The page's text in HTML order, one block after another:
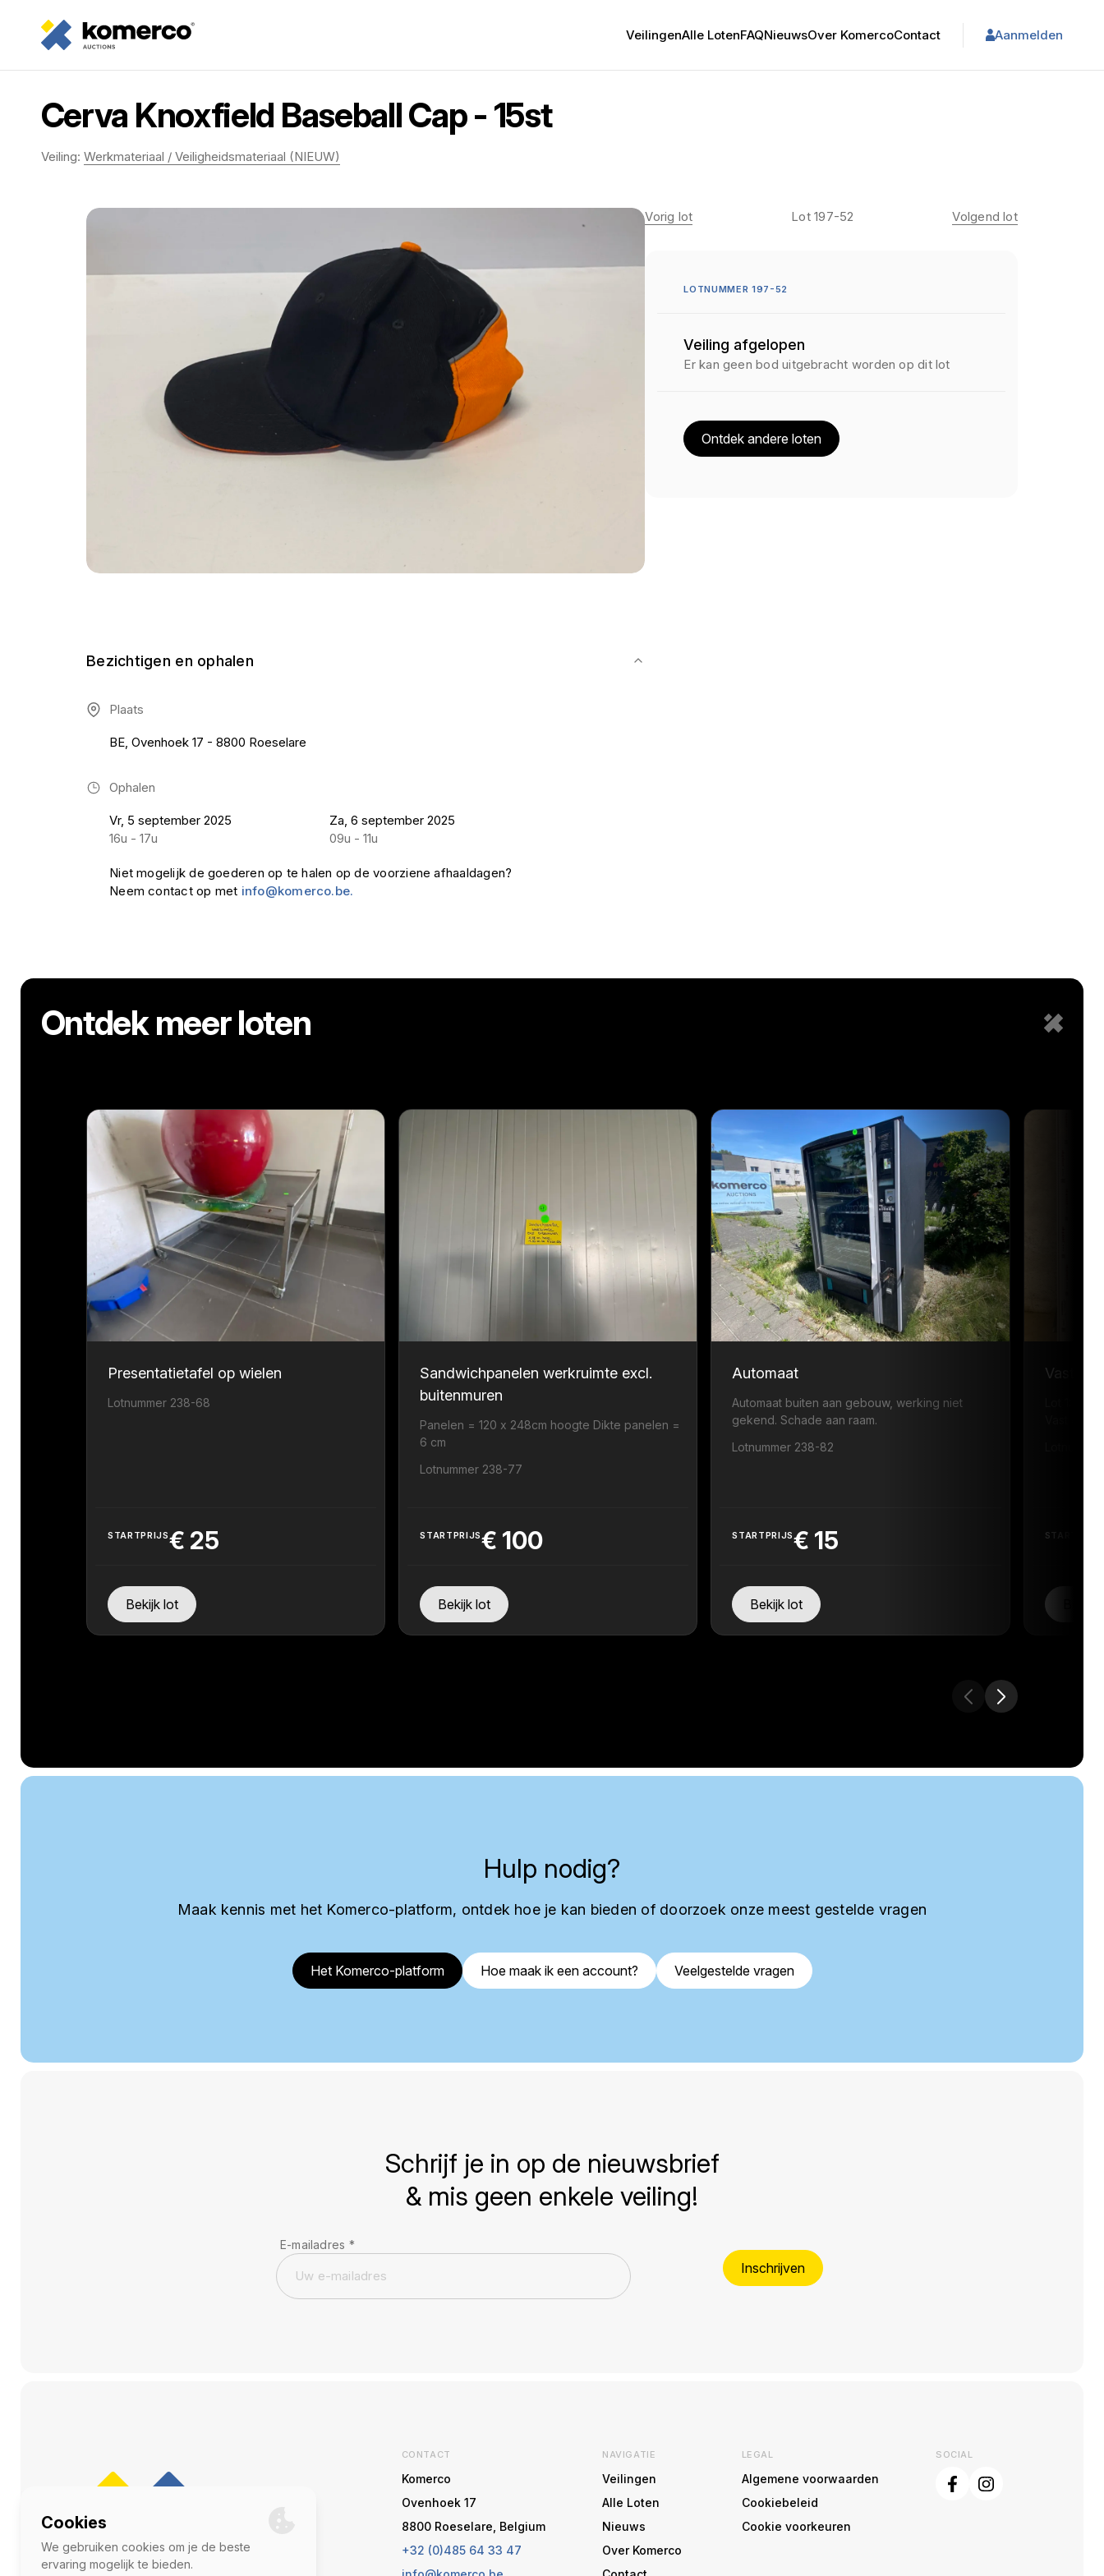
VeilingenAlle LotenFAQNieuwsOver KomercoContact Aanmelden
Cerva Knoxfield Baseball Cap - 15st
Veiling: Werkmateriaal / Veiligheidsmateriaal (NIEUW)
Bezichtigen en ophalen
Plaats
BE, Ovenhoek 17 - 8800 Roeselare
Ophalen
Vr, 5 september 2025
16u - 17u
Za, 6 september 2025
09u - 11u
Niet mogelijk de goederen op te halen op de voorziene afhaaldagen?
Neem contact op met info@komerco.be.
Vorig lot Lot 197-52 Volgend lot
LOTNUMMER 197-52
Veiling afgelopen
Er kan geen bod uitgebracht worden op dit lot
Ontdek andere loten
Ontdek meer loten
Presentatietafel op wielen
Lotnummer 238-68
STARTPRIJS€ 25
Bekijk lot
Sandwichpanelen werkruimte excl.
buitenmuren
Panelen = 120 x 248cm hoogte Dikte panelen =
6 cm
Lotnummer 238-77
STARTPRIJS€ 100
Bekijk lot
Automaat
Automaat buiten aan gebouw, werking niet
gekend. Schade aan raam.
Lotnummer 238-82
STARTPRIJS€ 15
Bekijk lot
Vast
Hulp nodig?
Maak kennis met het Komerco-platform, ontdek hoe je kan bieden of doorzoek onze meest gestelde vragen
Het Komerco-platform Hoe maak ik een account? Veelgestelde vragen
Schrijf je in op de nieuwsbrief
& mis geen enkele veiling!
E-mailadres *
Inschrijven
CONTACT
Komerco
Ovenhoek 17
8800 Roeselare, Belgium
+32 (0)485 64 33 47
NAVIGATIE
Veilingen
Alle Loten
Nieuws
Over Komerco
LEGAL
Algemene voorwaarden
Cookiebeleid
Cookie voorkeuren
SOCIAL